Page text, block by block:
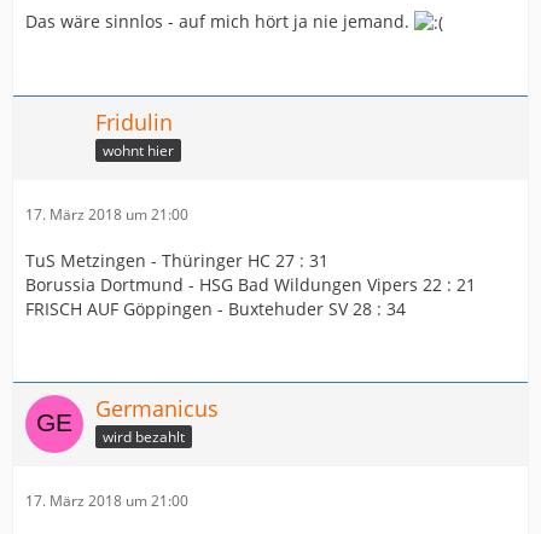
Das wäre sinnlos - auf mich hört ja nie jemand.
Fridulin
wohnt hier
17. März 2018 um 21:00
TuS Metzingen - Thüringer HC 27 : 31
Borussia Dortmund - HSG Bad Wildungen Vipers 22 : 21
FRISCH AUF Göppingen - Buxtehuder SV 28 : 34
Germanicus
wird bezahlt
17. März 2018 um 21:00